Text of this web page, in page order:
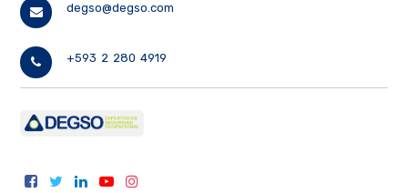
degso@degso.com
+593 2 280 4919